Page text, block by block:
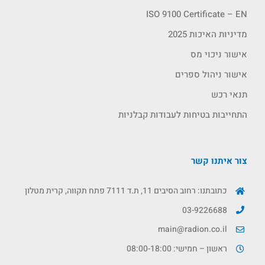
ISO 9100 Certificate – EN
מדיניות האיכות 2025
אישור ניכוי מס
אישור ניהול ספרים
תנאי רכש
התחייבות בטיחות לעבודות קבלניות
צור איתנו קשר
כתובתנו: רחוב הסיבים 11, ת.ד 7111 פתח תקווה, קרית מטלון
03-9226688
main@radion.co.il
ראשון – חמישי: 08:00-18:00